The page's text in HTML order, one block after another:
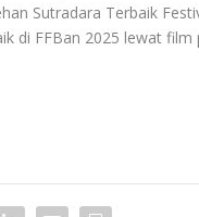
Sutradara Terbaik
di FFBan 2025 lewat